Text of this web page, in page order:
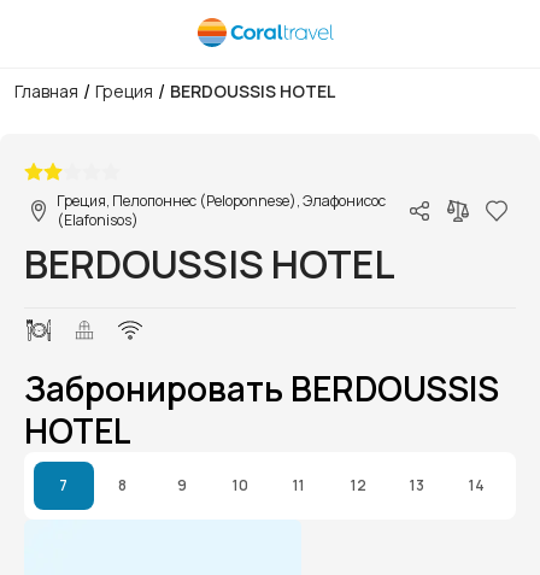
Главная / Греция / BERDOUSSIS HOTEL
Греция, Пелопоннес (Peloponnese), Элафонисос
(Elafonisos)
BERDOUSSIS HOTEL
Забронировать BERDOUSSIS
HOTEL
7 8 9 10 11 12 13 14